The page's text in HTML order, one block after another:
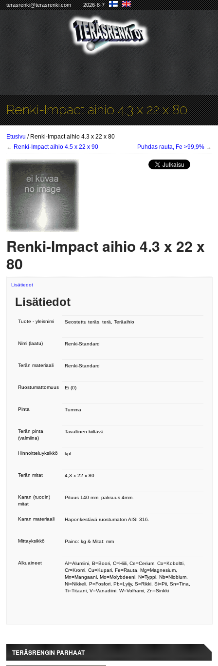
terasrenki@terasrenki.com 2026-8-7
Renki-Impact aihio 4.3 x 22 x 80
Etusivu / Renki-Impact aihio 4.3 x 22 x 80
← Renki-Impact aihio 4.5 x 22 x 90 Puhdas rauta, Fe >99,9%→
Renki-Impact aihio 4.3 x 22 x
80
Lisätiedot
Lisätiedot
Tuote - yleisnimi Seostettu teräs, terä, Teräaihio
Nimi (laatu) Renki-Standard
Terän materiaali Renki-Standard
Ruostumattomuus Ei (0)
Pinta Tumma
Terän pinta
(valmiina)
Tavallinen kiiltävä
Hinnoitteluyksikkö kpl
Terän mitat 4,3 x 22 x 80
Karan (ruodin)
mitat
Pituus 140 mm, paksuus 4mm.
Karan materiaali Haponkestävä ruostumaton AISI 316.
Mittayksikkö Paino: kg & Mitat: mm
Alkuaineet
Al=Alumiini, B=Boori, C=Hiili, Ce=Cerium, Co=Koboltti,
Cr=Kromi, Cu=Kupari, Fe=Rauta, Mg=Magnesium,
Mn=Mangaani, Mo=Molybdeeni, N=Typpi, Nb=Niobium,
Ni=Nikkeli, P=Fosfori, Pb=Lyijy, S=Rikki, Si=Pii, Sn=Tina,
Ti=Titaani, V=Vanadiini, W=Volframi, Zn=Sinkki
TERÄSRENGIN PARHAAT